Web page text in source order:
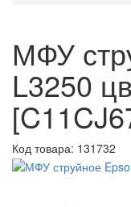
МФУ
L3250
Код товара: 131732